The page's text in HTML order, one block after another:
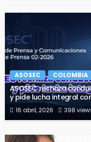
ASOSEC COLOMBIA
ASOSEC rechaza
y pide lucha integral
16 abril, 2026 398